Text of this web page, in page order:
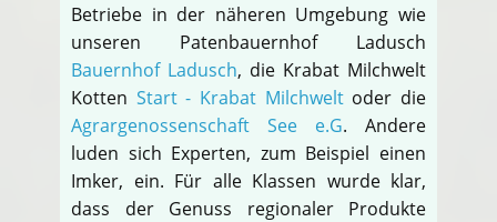
Betriebe in der näheren Umgebung wie
unseren Patenbauernhof Ladusch
Bauernhof Ladusch, die Krabat Milchwelt
Kotten Start - Krabat Milchweltoder die
Agrargenossenschaft See e.G. Andere
luden sich Experten, zum Beispiel einen
Imker, ein. Für alle Klassen wurde klar,
dass der Genuss regionaler Produkte